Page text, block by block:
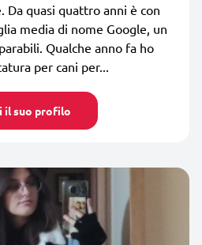
Da quasi quattro anni è con
media di nome Google, un
Qualche anno fa ho
per cani per...
il suo profilo